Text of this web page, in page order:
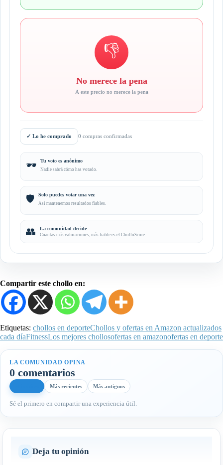
👎
No merece la pena
A este precio no merece la pena
✓ Lo he comprado 0 compras confirmadas
🕶️ Tu voto es anónimo
Nadie sabrá cómo has votado.
🛡️ Solo puedes votar una vez
Así mantenemos resultados fiables.
👥 La comunidad decide
Cuantas más valoraciones, más fiable es el CholloScore.
Compartir este chollo en:
Etiquetas: chollos en deporteChollos y ofertas en Amazon actualizados
cada díaFitnessLos mejores chollosofertas en amazonofertas en deporte
LA COMUNIDAD OPINA
0 comentarios
Más recientes Más antiguos
Sé el primero en compartir una experiencia útil.
Deja tu opinión